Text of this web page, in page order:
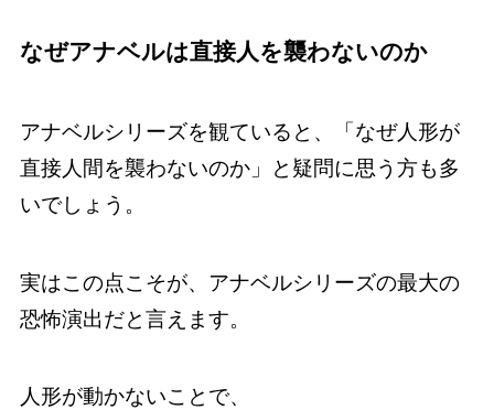
なぜアナベルは直接人を襲わないのか
アナベルシリーズを観ていると、「なぜ人形が
直接人間を襲わないのか」と疑問に思う方も多
いでしょう。
実はこの点こそが、アナベルシリーズの最大の
恐怖演出だと言えます。
人形が動かないことで、